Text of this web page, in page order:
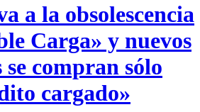
a la obsolescencia
Carga» y nuevos
se compran sólo
cargado»